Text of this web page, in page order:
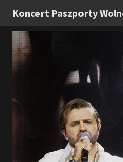
Koncert Paszporty